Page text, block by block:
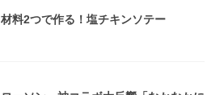
材料2つで作る！塩チキンソテー